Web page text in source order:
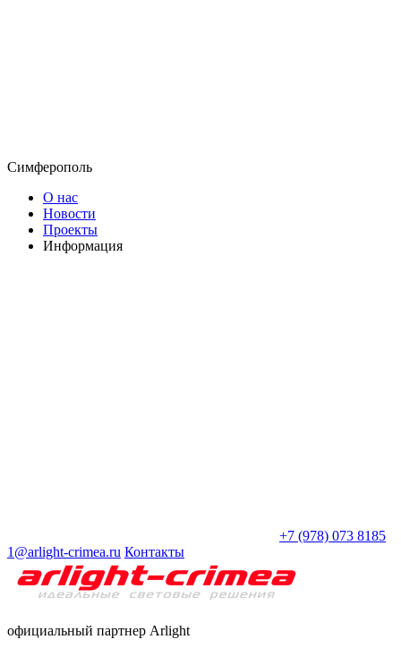
Симферополь
О нас
Новости
Проекты
Информация
+7 (978) 073 8185
1@arlight-crimea.ru Контакты
официальный партнер Arlight